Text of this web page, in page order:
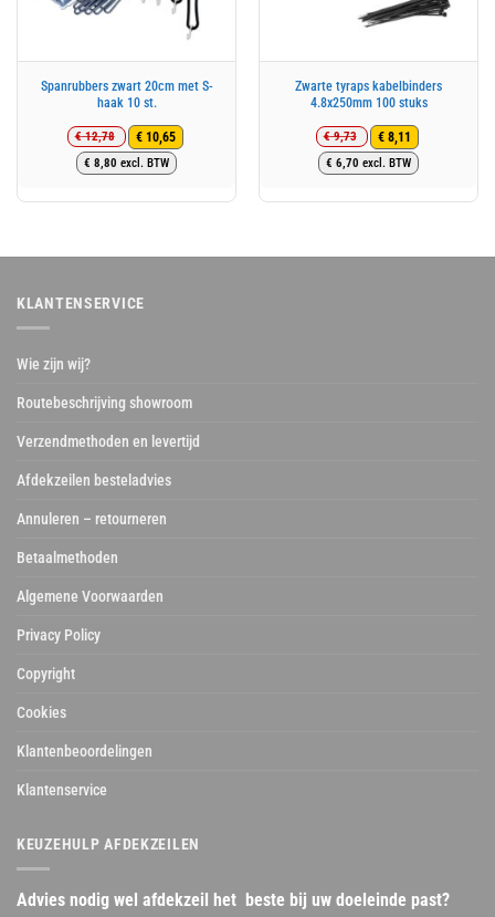
Spanrubbers zwart 20cm met S-
haak 10 st.
€12,78
Oorspronkelijke
prijs
€ 12,78.
€ 10,65
Huidige
prijs
€ 10,65.
€ 8,80 excl. BTW
Zwarte tyraps kabelbinders
4.8x250mm 100 stuks
€9,73
Oorspronkelijke
prijs
€ 9,73.
€ 8,11
Huidige
prijs
€ 8,11.
€ 6,70 excl. BTW
KLANTENSERVICE
Wie zijn wij?
Routebeschrijving showroom
Verzendmethoden en levertijd
Afdekzeilen besteladvies
Annuleren – retourneren
Betaalmethoden
Algemene Voorwaarden
Privacy Policy
Copyright
Cookies
Klantenbeoordelingen
Klantenservice
KEUZEHULP AFDEKZEILEN
Advies nodig wel afdekzeil het beste bij uw doeleinde past?